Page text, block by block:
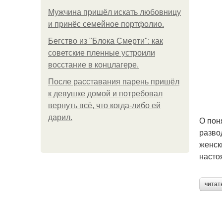
Мужчина пришёл искать любовницу
и принёс семейное портфолио.
Бегство из "Блока Смерти": как
советские пленные устроили
восстание в концлагере.
После расставания парень пришёл
к девушке домой и потребовал
вернуть всё, что когда-либо ей
дарил.
О